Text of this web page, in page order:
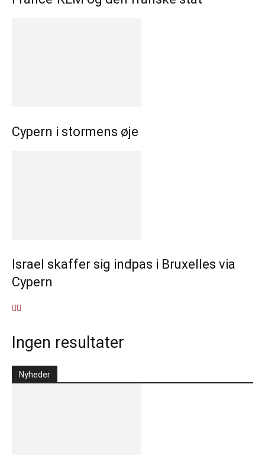
Cypern i stormens øje
Israel skaffer sig indpas i Bruxelles via
Cypern
Ingen resultater
Nyheder